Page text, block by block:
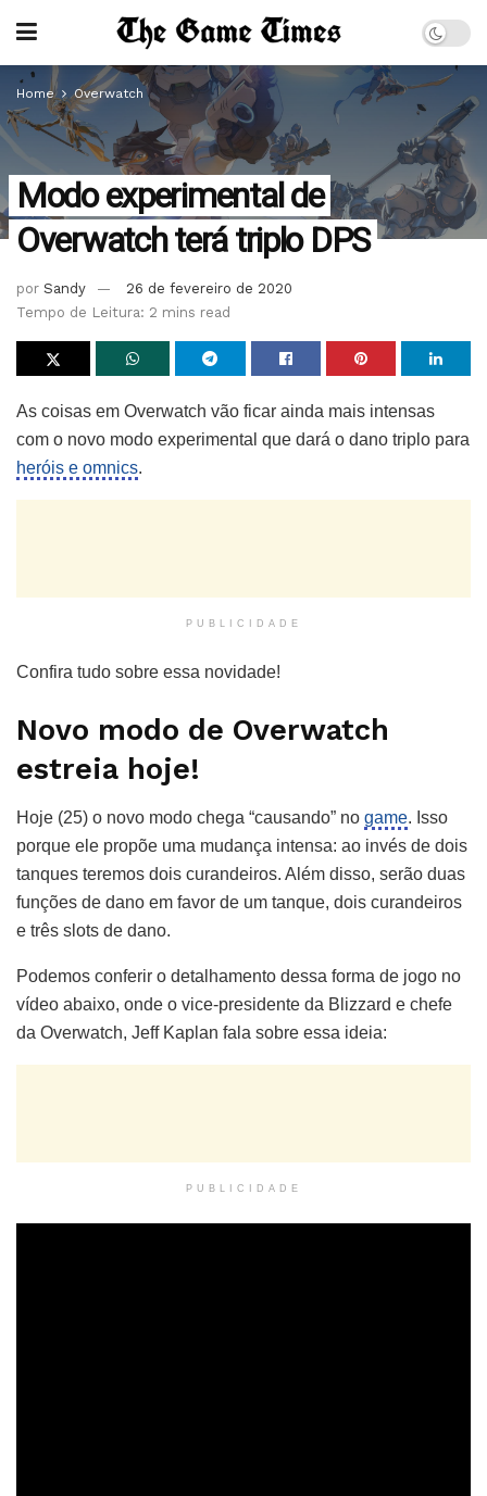
Home Overwatch
Modo experimental de
Overwatch terá triplo DPS
por Sandy
26 de fevereiro de 2020
Tempo de Leitura: 2 mins read
As coisas em Overwatch vão ficar ainda mais intensas
com o novo modo experimental que dará o dano triplo para
heróis e omnics.
PUBLICIDADE
Confira tudo sobre essa novidade!
Novo modo de Overwatch
estreia hoje!
Hoje (25) o novo modo chega “causando” no game. Isso
porque ele propõe uma mudança intensa: ao invés de dois
tanques teremos dois curandeiros. Além disso, serão duas
funções de dano em favor de um tanque, dois curandeiros
e três slots de dano.
Podemos conferir o detalhamento dessa forma de jogo no
vídeo abaixo, onde o vice-presidente da Blizzard e chefe
da Overwatch, Jeff Kaplan fala sobre essa ideia:
PUBLICIDADE